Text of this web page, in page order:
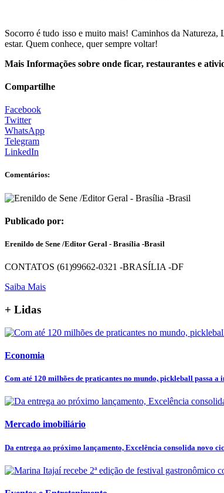
Socorro é tudo isso e muito mais! Caminhos da
estar. Quem conhece, quer sempre voltar!
Mais Informações sobre onde ficar, restaurantes e
Compartilhe
Facebook
Twitter
WhatsApp
Telegram
LinkedIn
Comentários:
Publicado por:
Erenildo de Sene /Editor Geral - Brasília -Brasil
CONTATOS (61)99662-0321 -BRASÍLIA -DF
Saiba Mais
+ Lidas
Economia
Com até 120 milhões de praticantes no mundo, pickleball passa a
Mercado imobiliário
Da entrega ao próximo lançamento, Excelência consolida novo